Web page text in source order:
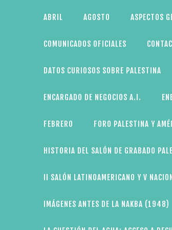
ABRIL AGOSTO ASPECTOS
COMUNICADOS OFICIALES
DATOS CURIOSOS SOBRE PALESTINA
ENCARGADO DE NEGOCIOS A.I.
FEBRERO FORO PALESTINA Y
HISTORIA DEL SALÓN DE GRABADO
II SALÓN LATINOAMERICANO Y V
IMÁGENES ANTES DE LA NAKBA (1948)